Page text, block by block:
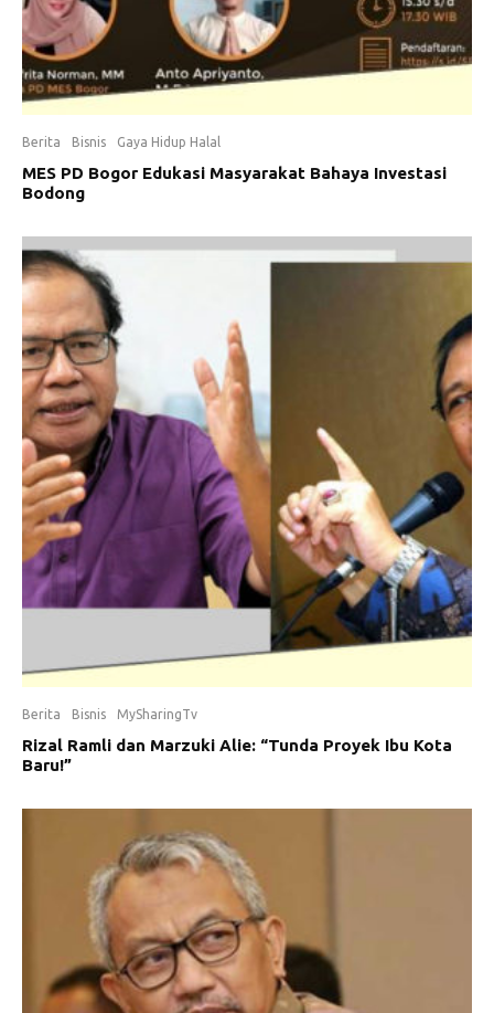
Berita Bisnis Gaya Hidup Halal
MES PD Bogor Edukasi Masyarakat Bahaya Investasi
Bodong
Berita Bisnis MySharingTv
Rizal Ramli dan Marzuki Alie: “Tunda Proyek Ibu Kota
Baru!”